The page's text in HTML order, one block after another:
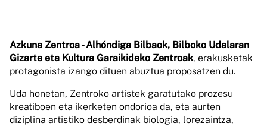
Azkuna Zentroa - Alhóndiga Bilbaok, Bilboko Udalaran
Gizarte eta Kultura Garaikideko Zentroak, erakusketak
protagonista izango dituen abuztua proposatzen du.
Uda honetan, Zentroko artistek garatutako prozesu
kreatiboen eta ikerketen ondorioa da, eta aurten
diziplina artistiko desberdinak biologia, lorezaintza,